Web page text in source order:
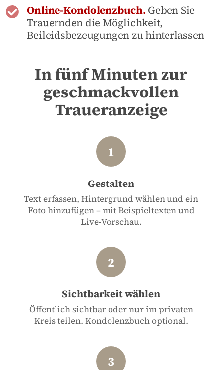
Online-Kondolenzbuch.Geben Sie
Trauernden die Möglichkeit,
Beileidsbezeugungen zu hinterlassen
In fünf Minuten zur
geschmackvollen
Traueranzeige
Gestalten
Text erfassen, Hintergrund wählen und ein
Foto hinzufügen – mit Beispieltexten und
Live-Vorschau.
Sichtbarkeit wählen
Öffentlich sichtbar oder nur im privaten
Kreis teilen. Kondolenzbuch optional.